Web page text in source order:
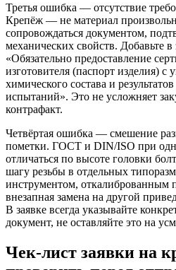
Третья ошибка — отсутствие
Крепёж — не материал
сопровождаться документом,
механических свойств. Добавьте в
«Обязательно предоставление
изготовителя (паспорт изделия) с
химического состава и
испытаний». Это не усложняет
контрафакт.
Четвёртая ошибка — смешение
пометки. ГОСТ и DIN/ISO при
отличаться по высоте головки
шагу резьбы в отдельных
инструментом, откалиброванным
внезапная замена на другой
В заявке всегда указывайте
документ, не оставляйте это на
Чек-лист заявки на